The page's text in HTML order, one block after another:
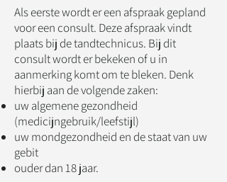
Als eerste wordt er een afspraak gepland
voor een consult. Deze afspraak vindt
plaats bij de tandtechnicus. Bij dit
consult wordt er bekeken of u in
aanmerking komt om te bleken. Denk
hierbij aan de volgende zaken:
uw algemene gezondheid
(medicijngebruik/leefstijl)
uw mondgezondheid en de staat van uw
gebit
ouder dan 18 jaar.